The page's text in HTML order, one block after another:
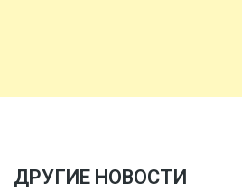
ДРУГИЕ НОВОСТИ